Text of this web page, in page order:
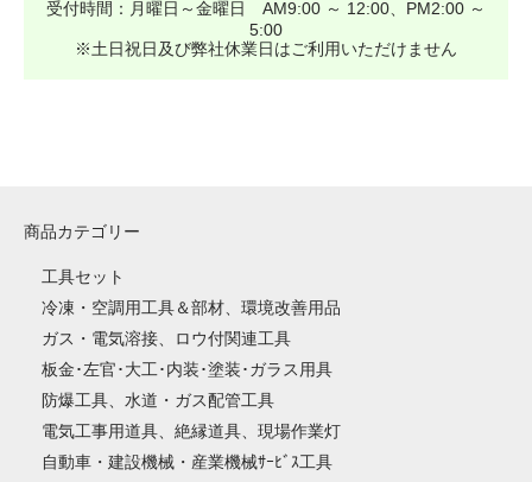
受付時間：月曜日～金曜日 AM9:00 ～ 12:00、PM2:00 ～
5:00
※土日祝日及び弊社休業日はご利用いただけません
商品カテゴリー
工具セット
冷凍・空調用工具＆部材、環境改善用品
ガス・電気溶接、ロウ付関連工具
板金･左官･大工･内装･塗装･ガラス用具
防爆工具、水道・ガス配管工具
電気工事用道具、絶縁道具、現場作業灯
自動車・建設機械・産業機械ｻｰﾋﾞｽ工具